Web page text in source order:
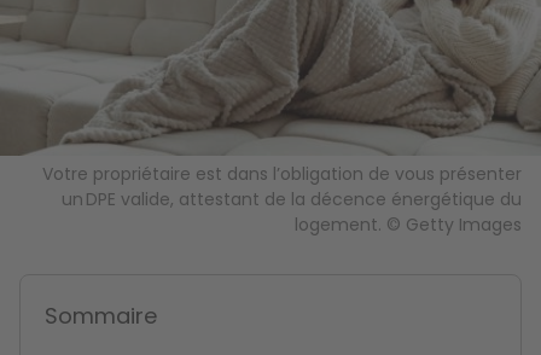
Votre propriétaire est dans l’obligation de vous présenter
un DPE valide, attestant de la décence énergétique du
logement. © Getty Images
Sommaire